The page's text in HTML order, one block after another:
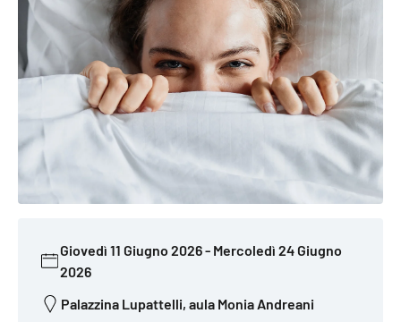
Giovedì 11 Giugno 2026- Mercoledì 24 Giugno
2026
Palazzina Lupattelli, aula Monia Andreani